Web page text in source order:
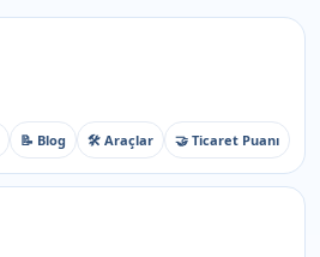
📝 Blog 🛠️ Araçlar 🤝 Ticaret Puanı